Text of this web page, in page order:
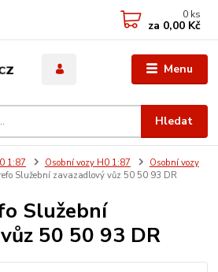
Menu
Hledat
0 ks
za 0,00 Kč
1:87 Osobní vozy H0 1:87
Osobní vozy
Služební zavazadlový vůz 50 50 93 DR
Služební
50 50 93 DR